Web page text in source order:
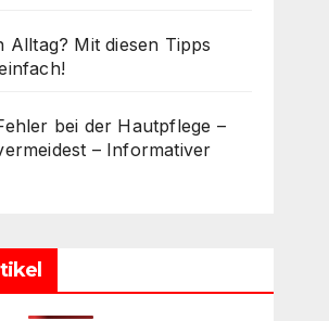
Alltag? Mit diesen Tipps
bei der Hautpflege –
– Informativer